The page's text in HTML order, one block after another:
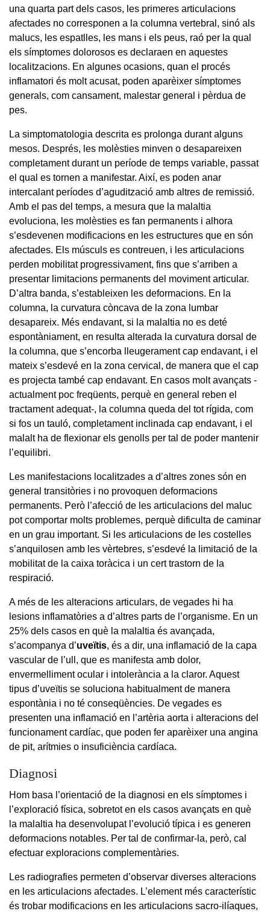
una quarta part dels casos, les primeres articulacions
afectades no corresponen a la columna vertebral, sinó als
malucs, les espatlles, les mans i els peus, raó per la qual
els símptomes dolorosos es declaraen en aquestes
localitzacions. En algunes ocasions, quan el procés
inflamatori és molt acusat, poden aparèixer símptomes
generals, com cansament, malestar general i pèrdua de
pes.
La simptomatologia descrita es prolonga durant alguns
mesos. Després, les molèsties minven o desapareixen
completament durant un període de temps variable, passat
el qual es tornen a manifestar. Així, es poden anar
intercalant períodes d’agudització amb altres de remissió.
Amb el pas del temps, a mesura que la malaltia
evoluciona, les molèsties es fan permanents i alhora
s’esdevenen modificacions en les estructures que en són
afectades. Els músculs es contreuen, i les articulacions
perden mobilitat progressivament, fins que s’arriben a
presentar limitacions permanents del moviment articular.
D’altra banda, s’estableixen les deformacions. En la
columna, la curvatura còncava de la zona lumbar
desapareix. Més endavant, si la malaltia no es deté
espontàniament, en resulta alterada la curvatura dorsal de
la columna, que s’encorba lleugerament cap endavant, i el
mateix s’esdevé en la zona cervical, de manera que el cap
es projecta també cap endavant. En casos molt avançats -
actualment poc freqüents, perquè en general reben el
tractament adequat-, la columna queda del tot rígida, com
si fos un tauló, completament inclinada cap endavant, i el
malalt ha de flexionar els genolls per tal de poder mantenir
l’equilibri.
Les manifestacions localitzades a d’altres zones són en
general transitòries i no provoquen deformacions
permanents. Però l’afecció de les articulacions del maluc
pot comportar molts problemes, perquè dificulta de caminar
en un grau important. Si les articulacions de les costelles
s’anquilosen amb les vèrtebres, s’esdevé la limitació de la
mobilitat de la caixa toràcica i un cert trastorn de la
respiració.
A més de les alteracions articulars, de vegades hi ha
lesions inflamatòries a d’altres parts de l’organisme. En un
25% dels casos en què la malaltia és avançada,
s’acompanya d’uveïtis, és a dir, una inflamació de la capa
vascular de l’ull, que es manifesta amb dolor,
envermelliment ocular i intolerància a la claror. Aquest
tipus d’uveïtis se soluciona habitualment de manera
espontània i no té conseqüències. De vegades es
presenten una inflamació en l’artèria aorta i alteracions del
funcionament cardíac, que poden fer aparèixer una angina
de pit, arítmies o insuficiència cardíaca.
Diagnosi
Hom basa l’orientació de la diagnosi en els símptomes i
l’exploració física, sobretot en els casos avançats en què
la malaltia ha desenvolupat l’evolució típica i es generen
deformacions notables. Per tal de confirmar-la, però, cal
efectuar exploracions complementàries.
Les radiografies permeten d’observar diverses alteracions
en les articulacions afectades. L’element més característic
és trobar modificacions en les articulacions sacro-ilíaques,